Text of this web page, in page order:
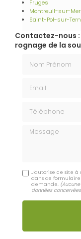
Fruges
Montreuil-sur-Mer
Saint-Pol-sur-
Contactez-nous
rognage de la
Message
J'autorise ce site à
dans ce
demande.
données